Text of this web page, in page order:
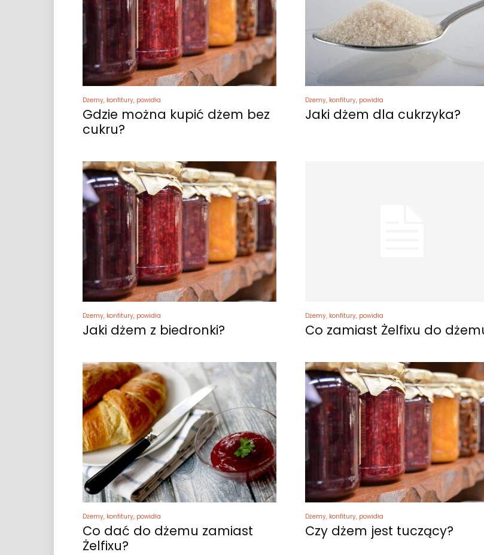
Dżemy, konfitury, powidła
Gdzie można kupić dżem bez
cukru?
Dżemy, konfitury, powidła
Jaki dżem dla cukrzyka?
Dżemy, konfitury, powidła
Jaki dżem z biedronki?
Dżemy, konfitury, powidła
Co zamiast Żelfixu do
Dżemy, konfitury, powidła
Co dać do dżemu zamiast
Żelfixu?
Dżemy, konfitury, powidła
Czy dżem jest tuczący?